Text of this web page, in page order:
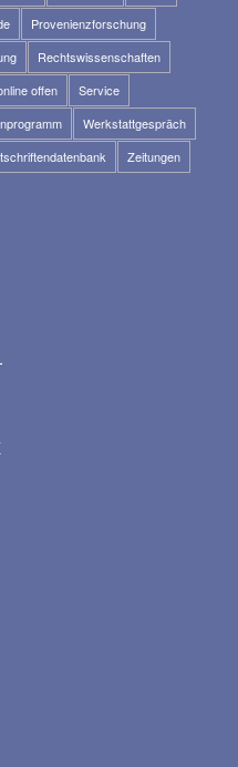
Provenienzforschung
Rechtswissenschaften
offen
Service
Werkstattgespräch
Zeitungen